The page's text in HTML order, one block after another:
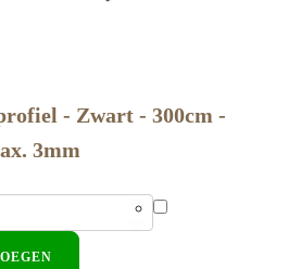
- Zwart - 300cm -
3mm